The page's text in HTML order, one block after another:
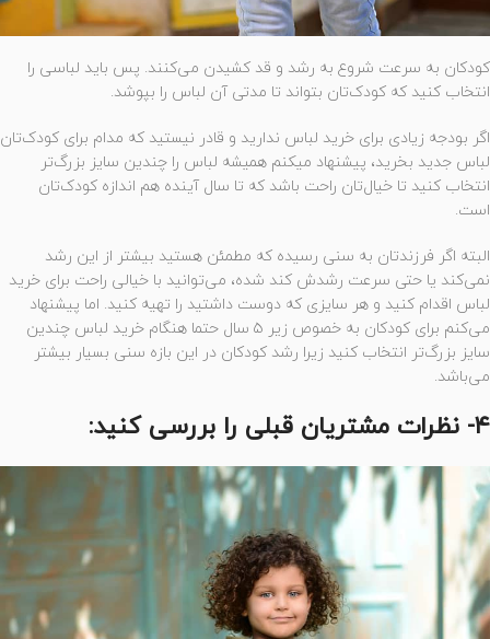
کودکان به سرعت شروع به رشد و قد کشیدن می‌کنند. پس باید لباسی را
انتخاب کنید که کودک‌تان بتواند تا مدتی آن لباس را بپوشد‌.
اگر بودجه زیادی برای خرید لباس ندارید و قادر نیستید که مدام برای کودک‌تان
لباس جدید بخرید، پیشنهاد میکنم همیشه لباس را چندین سایز بزرگ‌‌تر
انتخاب کنید تا خیال‌تان راحت باشد که تا سال آینده هم اندازه کودک‌تان
است.
البته اگر فرزندتان به سنی رسیده که مطمئن هستید بیشتر از این رشد
نمی‌کند یا حتی سرعت رشدش کند شده، می‌توانید با خیالی راحت برای خرید
لباس اقدام کنید و هر سایزی که دوست داشتید را تهیه کنید. اما پیشنهاد
می‌کنم برای کودکان به خصوص زیر ۵ سال حتما هنگام خرید لباس چندین
سایز بزرگ‌تر انتخاب کنید زیرا رشد کودکان در این بازه سنی بسیار بیشتر
می‌باشد.
۴- نظرات مشتریان قبلی را بررسی کنید: